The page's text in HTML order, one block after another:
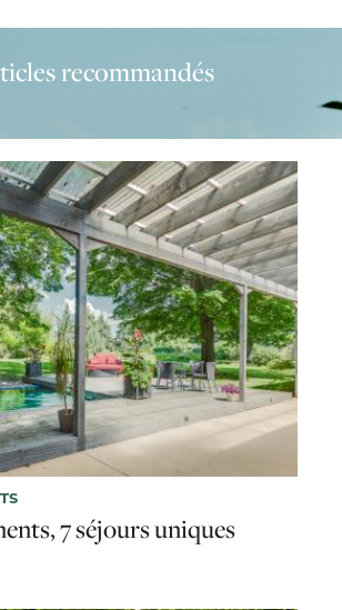
recommandés
7 séjours uniques